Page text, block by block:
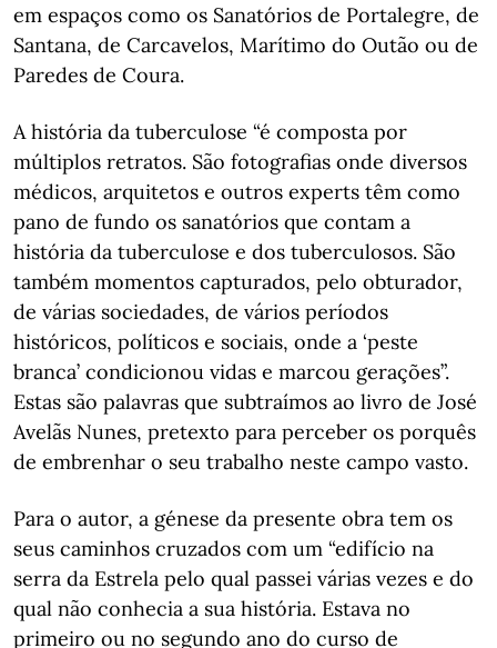
em espaços como os Sanatórios de Portalegre, de
Santana, de Carcavelos, Marítimo do Outão ou de
Paredes de Coura.
A história da tuberculose “é composta por
múltiplos retratos. São fotografias onde diversos
médicos, arquitetos e outros experts têm como
pano de fundo os sanatórios que contam a
história da tuberculose e dos tuberculosos. São
também momentos capturados, pelo obturador,
de várias sociedades, de vários períodos
históricos, políticos e sociais, onde a ‘peste
branca’ condicionou vidas e marcou gerações”.
Estas são palavras que subtraímos ao livro de José
Avelãs Nunes, pretexto para perceber os porquês
de embrenhar o seu trabalho neste campo vasto.
Para o autor, a génese da presente obra tem os
seus caminhos cruzados com um “edifício na
serra da Estrela pelo qual passei várias vezes e do
qual não conhecia a sua história. Estava no
primeiro ou no segundo ano do curso de